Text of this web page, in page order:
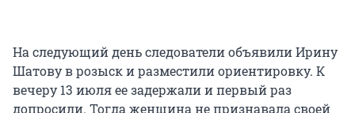
На следующий день следователи объявили Ирину
Шатову в розыск и разместили ориентировку. К
вечеру 13 июля ее задержали и первый раз
допросили. Тогда женщина не признавала своей